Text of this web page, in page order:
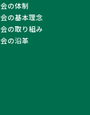
の体制
の基本理念
の取り組み
の沿革